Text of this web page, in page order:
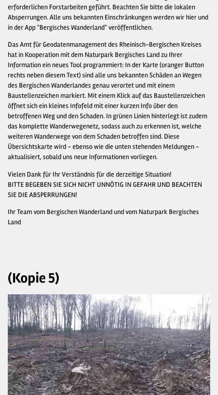
erforderlichen Forstarbeiten geführt. Beachten Sie bitte die lokalen
Absperrungen. Alle uns bekannten Einschränkungen werden wir hier und
in der App "Bergisches Wanderland" veröffentlichen.
Das Amt für Geodatenmanagement des Rheinisch-Bergischen Kreises
hat in Kooperation mit dem Naturpark Bergisches Land zu Ihrer
Information ein neues Tool programmiert: In der Karte (oranger Button
rechts neben diesem Text) sind alle uns bekannten Schäden an Wegen
des Bergischen Wanderlandes genau verortet und mit einem
Baustellenzeichen markiert. Mit einem Klick auf das Baustellenzeichen
öffnet sich ein kleines Infofeld mit einer kurzen Info über den
betroffenen Weg und den Schaden. In grünen Linien hinterlegt ist zudem
das komplette Wanderwegenetz, sodass auch zu erkennen ist, welche
weiteren Wanderwege von dem Schaden betroffen sind. Diese
Übersichtskarte wird - ebenso wie die unten stehenden Meldungen -
aktualisiert, sobald uns neue Informationen vorliegen.
Vielen Dank für Ihr Verständnis für die derzeitige Situation!
BITTE BEGEBEN SIE SICH NICHT UNNÖTIG IN GEFAHR UND BEACHTEN
SIE DIE ABSPERRUNGEN!
Ihr Team vom Bergischen Wanderland und vom Naturpark Bergisches
Land
(Kopie 5)